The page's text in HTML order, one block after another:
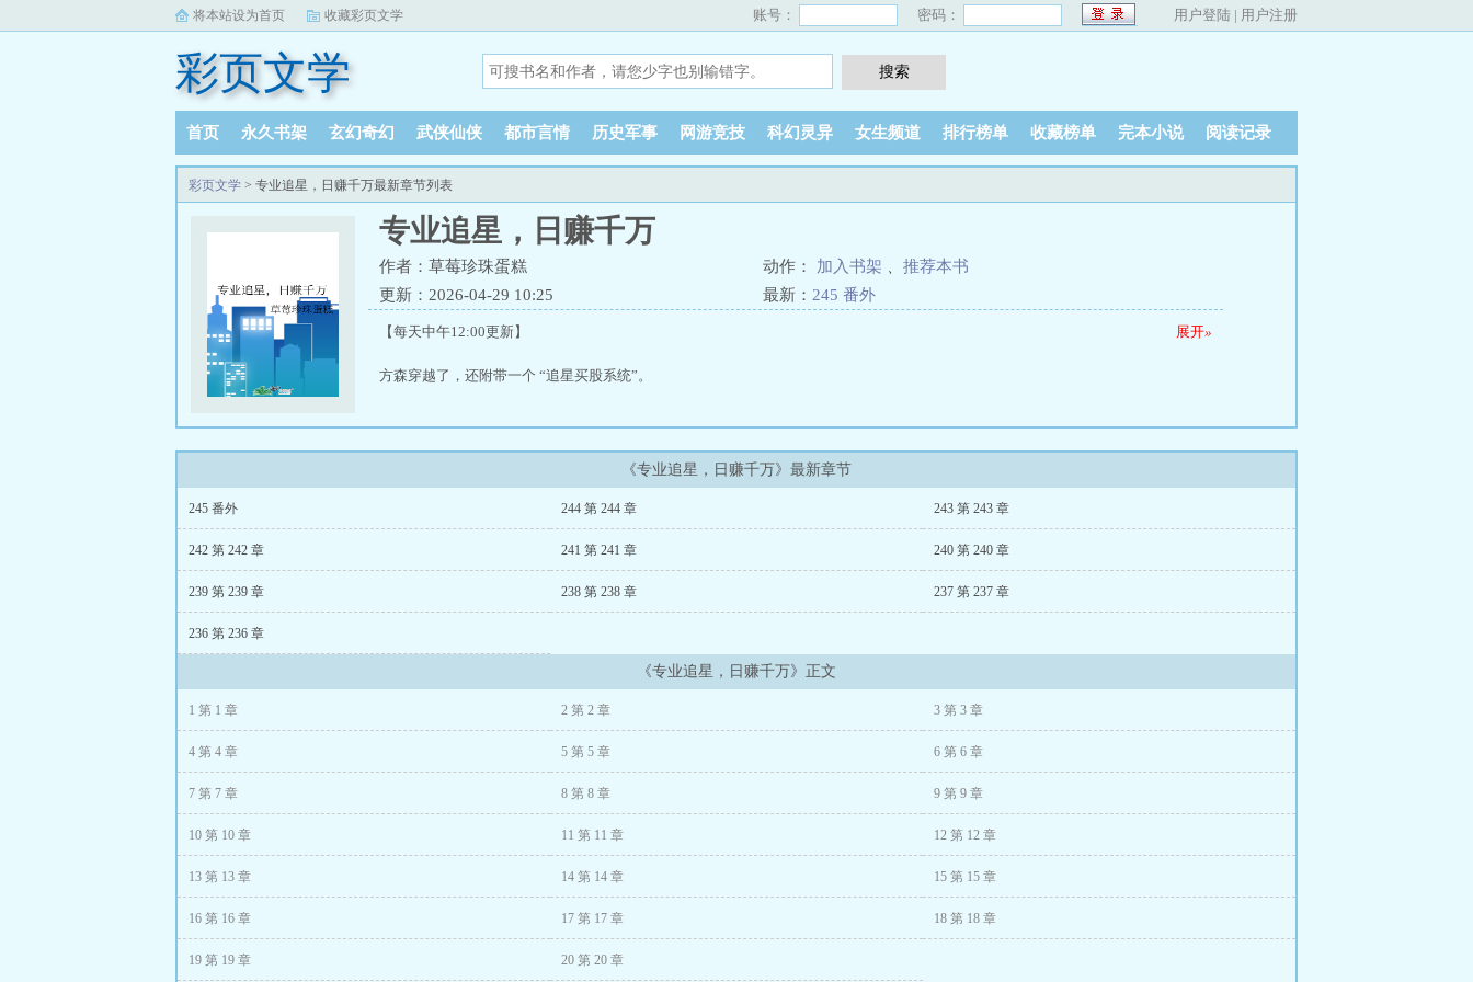
将本站设为首页 收藏彩页文学 账号： 密码： 用户登陆 | 用户注册
彩页文学
首页 永久书架 玄幻奇幻 武侠仙侠 都市言情 历史军事 网游竞技 科幻灵异 女生频道 排行榜单 收藏榜单 完本小说 阅读记录
彩页文学 > 专业追星，日赚千万最新章节列表
专业追星，日赚千万
作者：草莓珍珠蛋糕 动作： 加入书架
推荐本书
更新：2026-04-29 10:25
最新： 245 番外
展开»
【每天中午12:00更新】
方森穿越了，还附带一个 “追星买股系统”。
“而且，我给哪个明星花钱，就相当于买了股票，只要这个明星发展得好，我就能兑换收益？”
系统：“是的，我知道选中有潜力的明星很难……”
方森笑而不语，这对她来说也太简单了。
在穿越前，她是追随无数糊咖变成顶流的大粉，是内娱不可缺少的真·行业明灯。
若干年后，方森看着账户上数不清几个零的余额，思考自己的退休计划。
众人：不行！你不能退！内娱还指望你多挖出几个好苗子呢！
tips：
1.本文架空，不涉及任何现实明星，请勿代入
2.女主是粉圈乐子人，对明星不会真情实感；买股粉只打顺风局，见势不妙立刻开溜
3.女主道德水平偏低（特指娱乐圈相关），会主动拉踩、捆绑、碰瓷、反炒，认可红黑都是热度，雷者慎入
《专业追星，日赚千万》最新章节
245 番外 244 第 244 章 243 第 243 章
242 第 242 章 241 第 241 章 240 第 240 章
239 第 239 章 238 第 238 章 237 第 237 章
236 第 236 章
《专业追星，日赚千万》正文
1 第 1 章 2 第 2 章 3 第 3 章
4 第 4 章 5 第 5 章 6 第 6 章
7 第 7 章 8 第 8 章 9 第 9 章
10 第 10 章 11 第 11 章 12 第 12 章
13 第 13 章 14 第 14 章 15 第 15 章
16 第 16 章 17 第 17 章 18 第 18 章
19 第 19 章 20 第 20 章